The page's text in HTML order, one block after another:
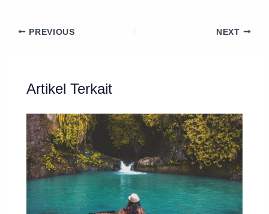
PREVIOUS NEXT
Artikel Terkait